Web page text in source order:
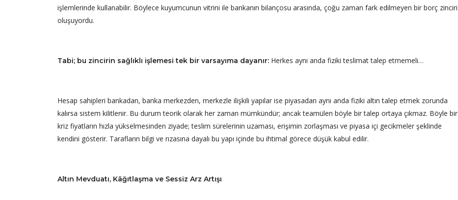
işlemlerinde kullanabilir. Böylece kuyumcunun vitrini ile bankanın bilançosu arasında, çoğu zaman fark edilmeyen bir borç zinciri
oluşuyordu.
Tabi; bu zincirin sağlıklı işlemesi tek bir varsayıma dayanır: Herkes aynı anda fiziki teslimat talep etmemeli…
Hesap sahipleri bankadan, banka merkezden, merkezle ilişkili yapılar ise piyasadan aynı anda fiziki altın talep etmek zorunda
kalırsa sistem kilitlenir. Bu durum teorik olarak her zaman mümkündür; ancak teamülen böyle bir talep ortaya çıkmaz. Böyle bir
kriz fiyatların hızla yükselmesinden ziyade; teslim sürelerinin uzaması, erişimin zorlaşması ve piyasa içi gecikmeler şeklinde
kendini gösterir. Tarafların bilgi ve rızasına dayalı bu yapı içinde bu ihtimal görece düşük kabul edilir.
Altın Mevduatı, Kâğıtlaşma ve Sessiz Arz Artışı